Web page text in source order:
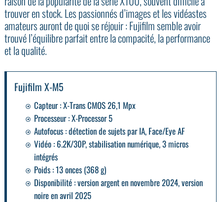
trouver en stock. Les passionnés d’images et les vidéastes
amateurs auront de quoi se réjouir : Fujifilm semble avoir
trouvé l’équilibre parfait entre la compacité, la performance
et la qualité.
Fujifilm X-M5
Capteur : X-Trans CMOS 26,1 Mpx
Processeur : X-Processor 5
Autofocus : détection de sujets par IA, Face/Eye AF
Vidéo : 6.2K/30P, stabilisation numérique, 3 micros
intégrés
Poids : 13 onces (368 g)
Disponibilité : version argent en novembre 2024, version
noire en avril 2025